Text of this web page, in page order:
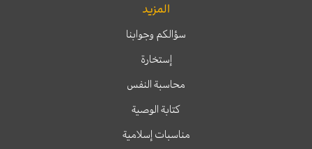
المزيد
سؤالكم وجوابنا
إستخارة
محاسبة النفس
كتابة الوصية
مناسبات إسلامية